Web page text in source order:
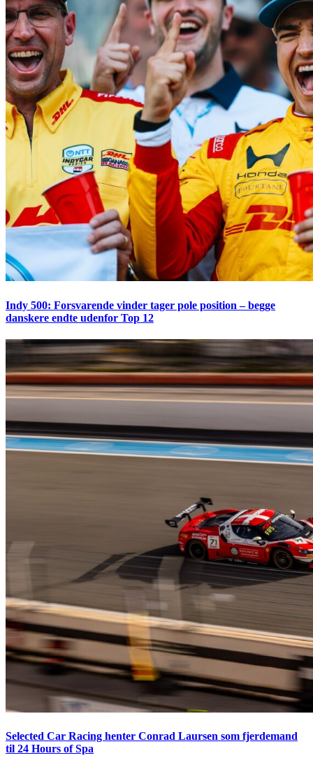
Indy 500: Forsvarende vinder tager pole position – begge
danskere endte udenfor Top 12
Selected Car Racing henter Conrad Laursen som fjerdemand
til 24 Hours of Spa